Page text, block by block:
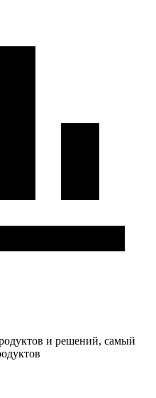
и решений, самый